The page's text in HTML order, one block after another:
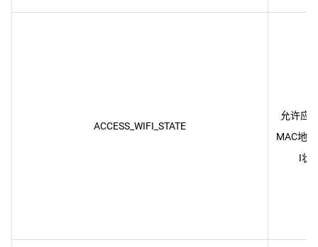
ACCESS_WIFI_STATE
允许应
MAC地